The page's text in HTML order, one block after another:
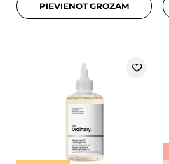
PIEVIENOT GROZAM